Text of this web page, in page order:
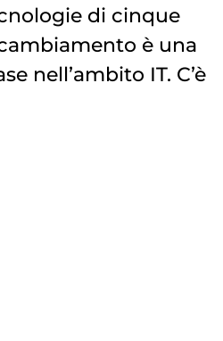
di cinque
è una
nell’ambito IT. C’è